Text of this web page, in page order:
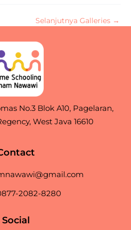
Selanjutnya Galleries →
No.3 Blok A10, Pagelaran,
West Java 16610
2082-8280
Social